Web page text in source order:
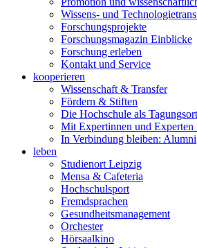
Wissens- und
Forschungsprojekte
Forschungsmagazin Einblicke
Forschung erleben
Kontakt und Service
kooperieren
Wissenschaft & Transfer
Fördern & Stiften
Die Hochschule als Tagungsort
Mit Expertinnen und Experten
In Verbindung bleiben: Alumni
leben
Studienort Leipzig
Mensa & Cafeteria
Hochschulsport
Fremdsprachen
Gesundheitsmanagement
Orchester
Hörsaalkino